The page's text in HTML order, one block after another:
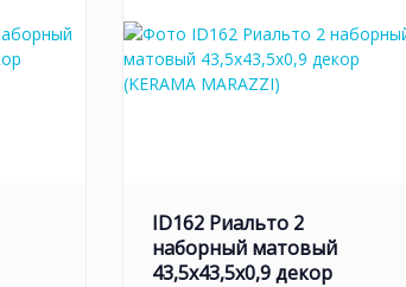
ID162 Риальто 2
наборный матовый
43,5x43,5x0,9 декор